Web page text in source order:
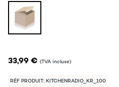
33,99 € (TVA incluse)
RÉF PRODUIT: KITCHENRADIO_KR_100